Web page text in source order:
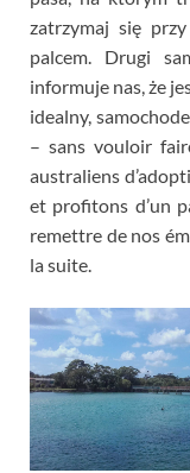
zatrzymaj się
palcem. Drugi
informuje nas, że
idealny,
– sans vouloir
australiens
et profitons d’un
remettre de nos
la suite.